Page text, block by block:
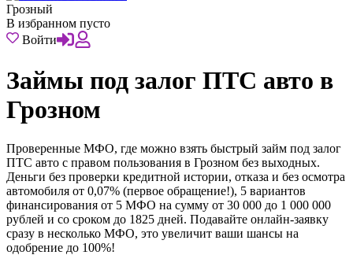
Грозный
В избранном пусто
Войти
Займы под залог ПТС авто в
Грозном
Проверенные МФО, где можно взять быстрый займ под залог
ПТС авто с правом пользования в Грозном без выходных.
Деньги без проверки кредитной истории, отказа и без осмотра
автомобиля от 0,07% (первое обращение!), 5 вариантов
финансирования от 5 МФО на сумму от 30 000 до 1 000 000
рублей и со сроком до 1825 дней. Подавайте онлайн-заявку
сразу в несколько МФО, это увеличит ваши шансы на
одобрение до 100%!